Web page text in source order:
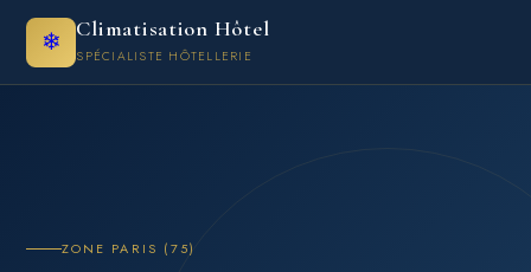
❄ Climatisation Hôtel
SPÉCIALISTE HÔTELLERIE
ZONE PARIS (75)